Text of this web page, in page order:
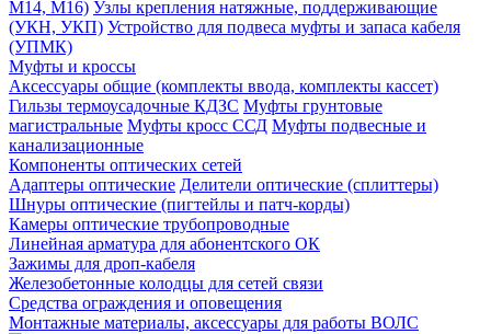
М14, М16) Узлы крепления натяжные, поддерживающие
(УКН, УКП) Устройство для подвеса муфты и запаса кабеля
(УПМК)
Муфты и кроссы
Аксессуары общие (комплекты ввода, комплекты кассет)
Гильзы термоусадочные КДЗС Муфты грунтовые
магистральные Муфты кросс ССД Муфты подвесные и
канализационные
Компоненты оптических сетей
Адаптеры оптические Делители оптические (сплиттеры)
Шнуры оптические (пигтейлы и патч-корды)
Камеры оптические трубопроводные
Линейная арматура для абонентского ОК
Зажимы для дроп-кабеля
Железобетонные колодцы для сетей связи
Средства ограждения и оповещения
Монтажные материалы, аксессуары для работы ВОЛС